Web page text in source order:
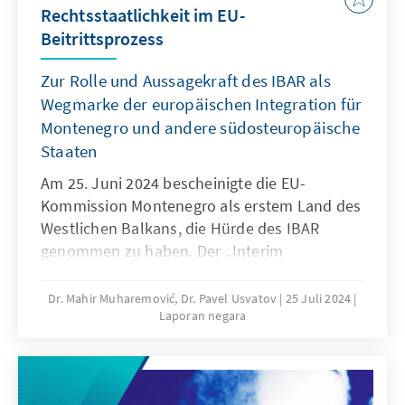
erzielen.
Weg in die Europäische Union (EU) zeigten die
Kandidatenländer ein Engagement zur
behinderten anhaltende Probleme in der
Justiz, schwieriger Kampf gegen Korruption
und politische Instabilität die Entwicklung. In
den drei südosteuropäischen EU-
Mitgliedstaaten stellten sich ähnliche
Herausforderungen. Die politische
Polarisierung, die Unabhängigkeit und
Effektivität der Justiz sowie die Eingriffe in die
südosteuropäischen Ländern eine
Herausforderung.
Rechtsstaatlichkeit im EU-
Beitrittsprozess
Zur Rolle und Aussagekraft des IBAR als
Wegmarke der europäischen Integration für
Montenegro und andere südosteuropäische
Staaten
Am 25. Juni 2024 bescheinigte die EU-
Kommission Montenegro als erstem Land des
Westlichen Balkans, die Hürde des IBAR
genommen zu haben. Der „Interim
Zwischenbericht über die Rechtsstaatlichkeit,
dient als Maßstab für den Fortschritt eines
positiver IBAR ist eine Bestätigung der
erfolgreichen Schritte im Rahmen der
Dr. Mahir Muharemović, Dr. Pavel Usvatov 25 Juli 2024
Laporan negara